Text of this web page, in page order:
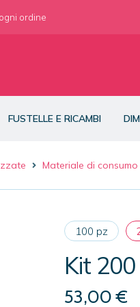
ordine
FUSTELLE E RICAMBI
Materiale di consumo
100 pz
Kit
53,00€